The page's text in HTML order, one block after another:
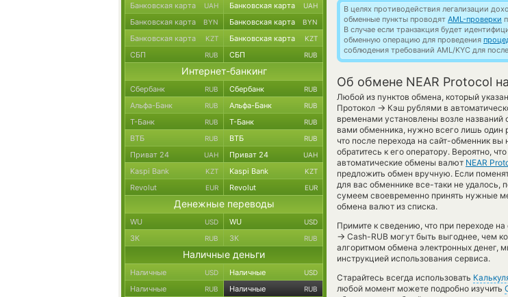
В целях противодействия легализации
обменные пункты проводят AML-проверки
В случае если транзакция будет
обменную операцию для проведения
соблюдения требований AML/KYC для
Об обмене NEAR Protocol
Любой из пунктов обмена, который
Протокол → Кэш рублями в
временами установлены возле названий
вами обменника, нужно всего лишь один
что после перехода на сайт-обменник
обратитесь к его оператору. Вероятно,
автоматические обмены валют NEAR
предложить обмен вручную. Если
для вас обменнике все-таки не
сумеем своевременно принять нужные
обмена валют из списка.
Примите к сведению, что при переходе
→ Cash-RUB могут быть выгоднее, чем
алгоритмом обмена электронных денег,
инструкцией использования сервиса.
Старайтесь всегда использовать
любой момент можете подробно изучить
Банковская карта UAH Банковская карта UAH
Банковская карта BYN Банковская карта BYN
Банковская карта KZT Банковская карта KZT
СБП RUB СБП RUB
Интернет-банкинг
Сбербанк RUB Сбербанк RUB
Альфа-Банк RUB Альфа-Банк RUB
Т-Банк RUB Т-Банк RUB
ВТБ RUB ВТБ RUB
Приват 24 UAH Приват 24 UAH
Kaspi Bank KZT Kaspi Bank KZT
Revolut EUR Revolut EUR
Денежные переводы
WU USD WU USD
ЗК RUB ЗК RUB
Наличные деньги
Наличные USD Наличные USD
Наличные RUB Наличные RUB